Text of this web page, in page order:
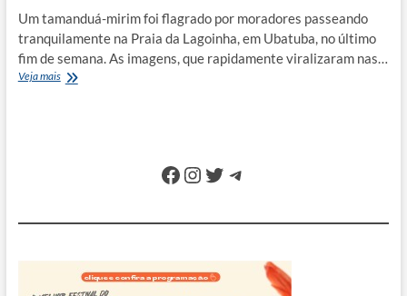
Um tamanduá-mirim foi flagrado por moradores passeando
tranquilamente na Praia da Lagoinha, em Ubatuba, no último
fim de semana. As imagens, que rapidamente viralizaram nas…
Veja maisMoradores
Facebook
Instagram
Twitter
Telegram